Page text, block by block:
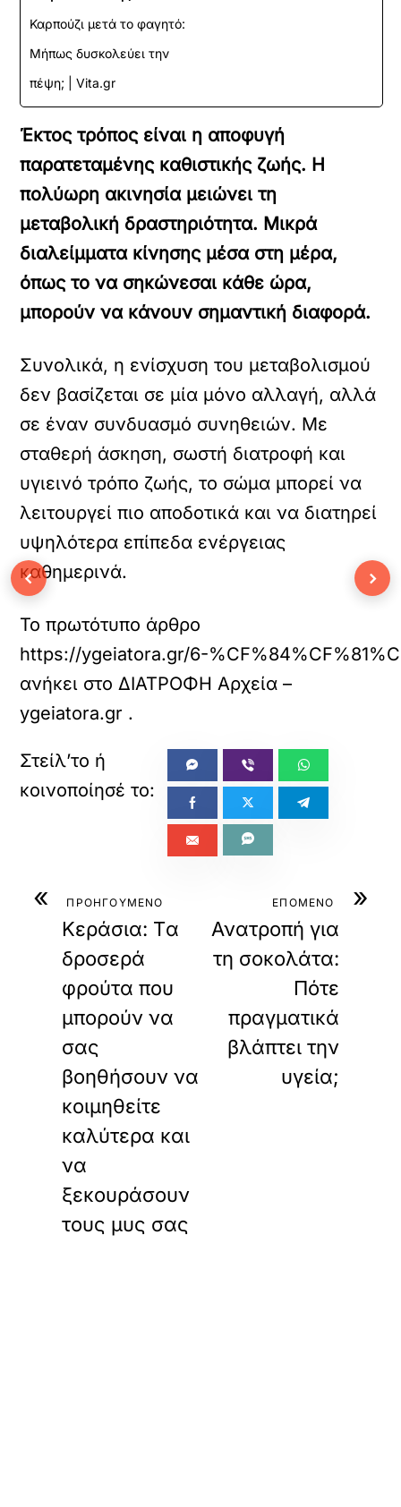
Καρπούζι μετά το φαγητό:
Μήπως δυσκολεύει την
πέψη; | Vita.gr
Έκτος τρόπος είναι η αποφυγή
παρατεταμένης καθιστικής ζωής. Η
πολύωρη ακινησία μειώνει τη
μεταβολική δραστηριότητα. Μικρά
διαλείμματα κίνησης μέσα στη μέρα,
όπως το να σηκώνεσαι κάθε ώρα,
μπορούν να κάνουν σημαντική διαφορά.
Συνολικά, η ενίσχυση του μεταβολισμού
δεν βασίζεται σε μία μόνο αλλαγή, αλλά
σε έναν συνδυασμό συνηθειών. Με
σταθερή άσκηση, σωστή διατροφή και
υγιεινό τρόπο ζωής, το σώμα μπορεί να
λειτουργεί πιο αποδοτικά και να διατηρεί
υψηλότερα επίπεδα ενέργειας
καθημερινά.
Το πρωτότυπο άρθρο
https://ygeiatora.gr/6-
ανήκει στοΔΙΑΤΡΟΦΗ Αρχεία –
ygeiatora.gr .
« ΠΡΟΗΓΟΥΜΕΝΟ
Κεράσια: Tα
δροσερά
φρούτα που
μπορούν να
σας
βοηθήσουν να
κοιμηθείτε
καλύτερα και
να
ξεκουράσουν
τους μυς σας
»
ΕΠΟΜΕΝΟ
Ανατροπή για
τη σοκολάτα:
Πότε
πραγματικά
βλάπτει την
υγεία;
‹ ›